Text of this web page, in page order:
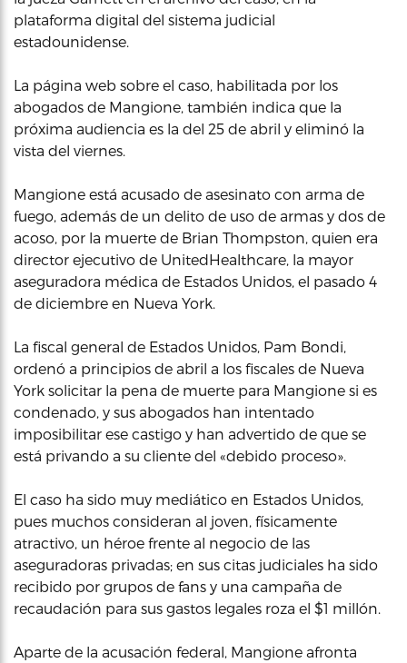
plataforma digital del sistema judicial
estadounidense.
La página web sobre el caso, habilitada por los
abogados de Mangione, también indica que la
próxima audiencia es la del 25 de abril y eliminó la
vista del viernes.
Mangione está acusado de asesinato con arma de
fuego, además de un delito de uso de armas y dos de
acoso, por la muerte de Brian Thompston, quien era
director ejecutivo de UnitedHealthcare, la mayor
aseguradora médica de Estados Unidos, el pasado 4
de diciembre en Nueva York.
La fiscal general de Estados Unidos, Pam Bondi,
ordenó a principios de abril a los fiscales de Nueva
York solicitar la pena de muerte para Mangione si es
condenado, y sus abogados han intentado
imposibilitar ese castigo y han advertido de que se
está privando a su cliente del «debido proceso».
El caso ha sido muy mediático en Estados Unidos,
pues muchos consideran al joven, físicamente
atractivo, un héroe frente al negocio de las
aseguradoras privadas; en sus citas judiciales ha sido
recibido por grupos de fans y una campaña de
recaudación para sus gastos legales roza el $1 millón.
Aparte de la acusación federal, Mangione afronta